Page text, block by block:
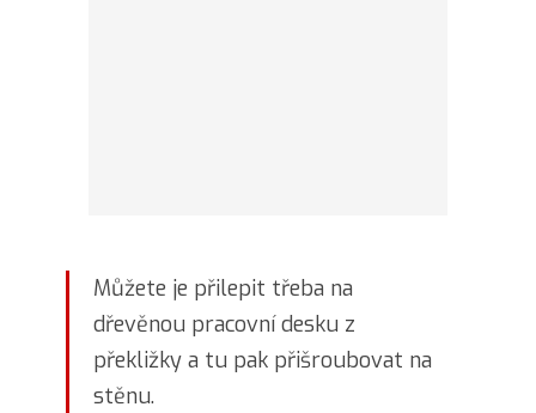
Můžete je přilepit třeba na
dřevěnou pracovní desku z
překližky a tu pak přišroubovat na
stěnu.